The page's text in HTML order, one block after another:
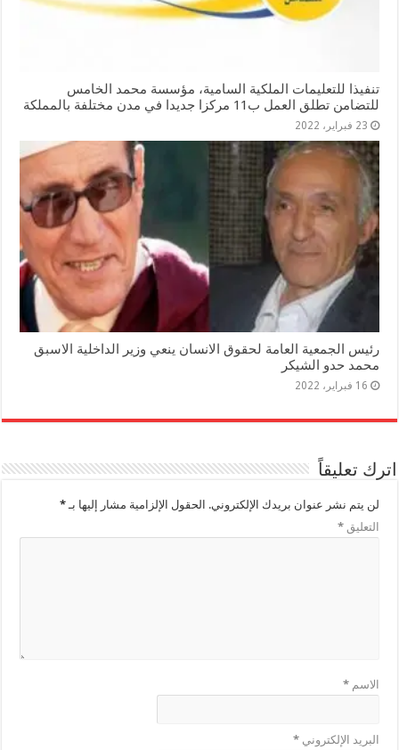
تنفيذا للتعليمات الملكية السامية، مؤسسة محمد الخامس
للتضامن تطلق العمل ب11 مركزا جديدا في مدن مختلفة بالمملكة
23 فبراير، 2022
رئيس الجمعية العامة لحقوق الانسان ينعي وزير الداخلية الاسبق
محمد حدو الشيكر
16 فبراير، 2022
اترك تعليقاً
لن يتم نشر عنوان بريدك الإلكتروني. الحقول الإلزامية مشار إليها بـ*
التعليق*
الاسم*
البريد الإلكتروني*